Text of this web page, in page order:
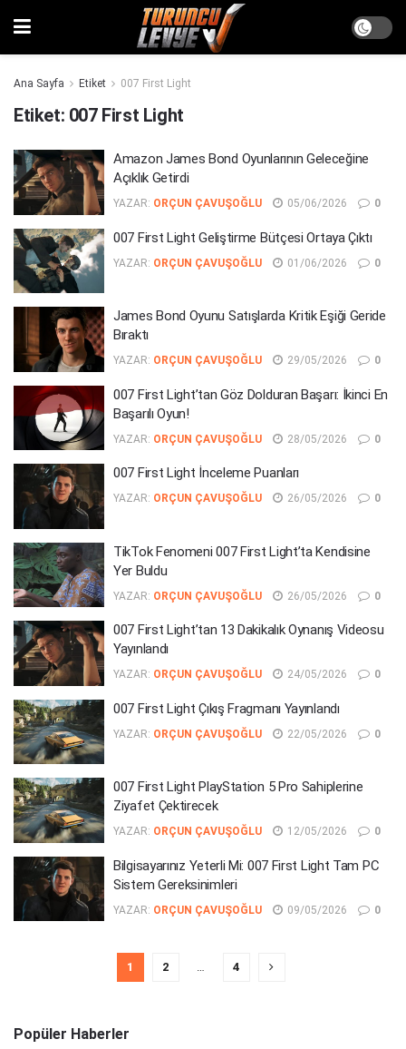
Ana Sayfa Etiket 007 First Light
Etiket: 007 First Light
Amazon James Bond Oyunlarının Geleceğine
Açıklık Getirdi
YAZAR: ORÇUN ÇAVUŞOĞLU 05/06/2026 0
007 First Light Geliştirme Bütçesi Ortaya Çıktı
YAZAR: ORÇUN ÇAVUŞOĞLU 01/06/2026 0
James Bond Oyunu Satışlarda Kritik Eşiği Geride
Bıraktı
YAZAR: ORÇUN ÇAVUŞOĞLU 29/05/2026 0
007 First Light’tan Göz Dolduran Başarı: İkinci En
Başarılı Oyun!
YAZAR: ORÇUN ÇAVUŞOĞLU 28/05/2026 0
007 First Light İnceleme Puanları
YAZAR: ORÇUN ÇAVUŞOĞLU 26/05/2026 0
TikTok Fenomeni 007 First Light’ta Kendisine
Yer Buldu
YAZAR: ORÇUN ÇAVUŞOĞLU 26/05/2026 0
007 First Light’tan 13 Dakikalık Oynanış Videosu
Yayınlandı
YAZAR: ORÇUN ÇAVUŞOĞLU 24/05/2026 0
007 First Light Çıkış Fragmanı Yayınlandı
YAZAR: ORÇUN ÇAVUŞOĞLU 22/05/2026 0
007 First Light PlayStation 5 Pro Sahiplerine
Ziyafet Çektirecek
YAZAR: ORÇUN ÇAVUŞOĞLU 12/05/2026 0
Bilgisayarınız Yeterli Mi: 007 First Light Tam PC
Sistem Gereksinimleri
YAZAR: ORÇUN ÇAVUŞOĞLU 09/05/2026 0
1 2 … 4
Popüler Haberler